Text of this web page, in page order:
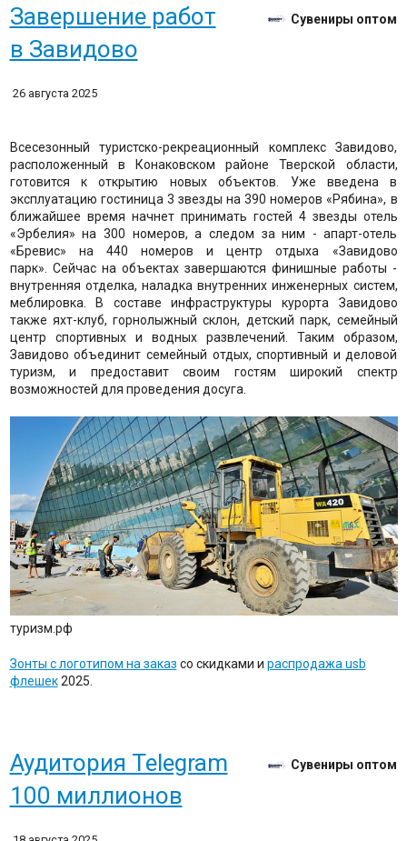
Завершение работ
в Завидово
Сувениры оптом
26 августа 2025
Всесезонный туристско-рекреационный комплекс Завидово,
расположенный в Конаковском районе Тверской области,
готовится к открытию новых объектов. Уже введена в
эксплуатацию гостиница 3 звезды на 390 номеров «Рябина», в
ближайшее время начнет принимать гостей 4 звезды отель
«Эрбелия» на 300 номеров, а следом за ним - апарт-отель
«Бревис» на 440 номеров и центр отдыха «Завидово
парк». Сейчас на объектах завершаются финишные работы -
внутренняя отделка, наладка внутренних инженерных систем,
меблировка. В составе инфраструктуры курорта Завидово
также яхт-клуб, горнолыжный склон, детский парк, семейный
центр спортивных и водных развлечений. Таким образом,
Завидово объединит семейный отдых, спортивный и деловой
туризм, и предоставит своим гостям широкий спектр
возможностей для проведения досуга.
туризм.рф
Зонты с логотипом на заказ со скидками и распродажа usb
флешек2025.
Аудитория Telegram
100 миллионов
Сувениры оптом